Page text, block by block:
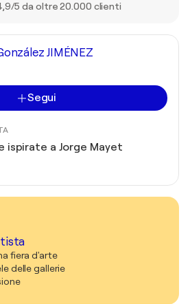
5 da oltre 20.000 clienti
JIMÉNEZ
Segui
ispirate a Jorge Mayet
fiera d'arte
delle gallerie